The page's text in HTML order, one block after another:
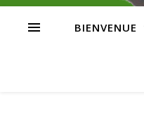
BIENVENUE